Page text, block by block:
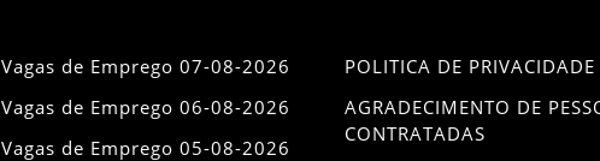
Vagas de Emprego 07-08-2026
Vagas de Emprego 06-08-2026
Vagas de Emprego 05-08-2026
POLITICA DE PRIVACIDADE
AGRADECIMENTO DE
CONTRATADAS